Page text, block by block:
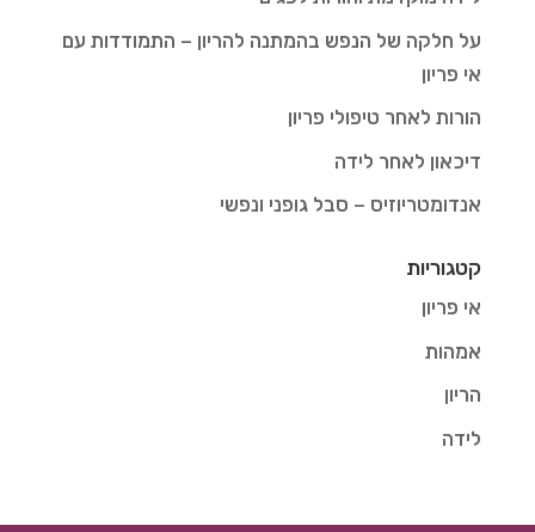
על חלקה של הנפש בהמתנה להריון – התמודדות עם
אי פריון
הורות לאחר טיפולי פריון
דיכאון לאחר לידה
אנדומטריוזיס – סבל גופני ונפשי
קטגוריות
אי פריון
אמהות
הריון
לידה